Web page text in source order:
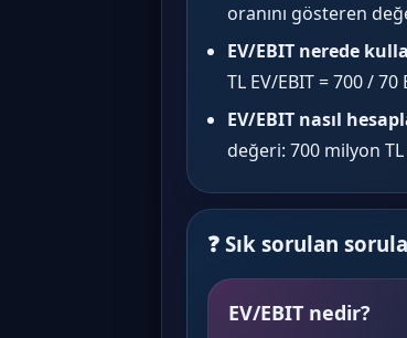
oranını gösteren
EV/EBIT nerede
TL EV/EBIT = 700 / 70
EV/EBIT nasıl
değeri: 700 milyon TL
❓ Sık sorulan
EV/EBIT nedir?